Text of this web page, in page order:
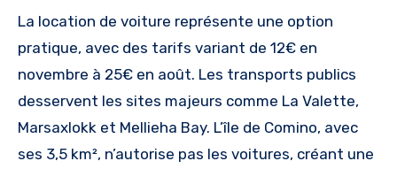
La location de voiture représente une option
pratique, avec des tarifs variant de 12€ en
novembre à 25€ en août. Les transports publics
desservent les sites majeurs comme La Valette,
Marsaxlokk et Mellieha Bay. L’île de Comino, avec
ses 3,5 km², n’autorise pas les voitures, créant une